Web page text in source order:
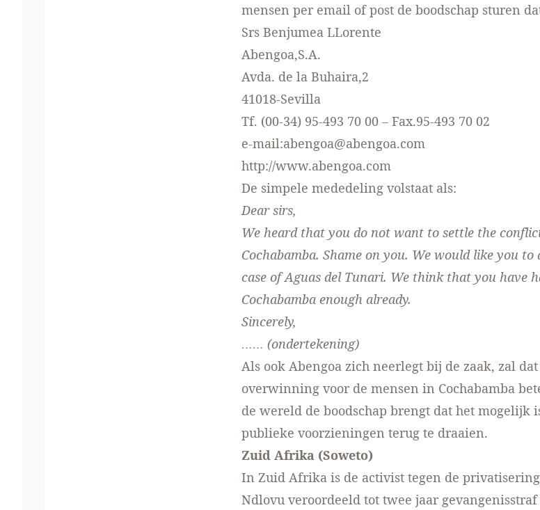
mensen per email of post de boodschap sturen
Srs Benjumea LLorente
Abengoa,S.A.
Avda. de la Buhaira,2
41018-Sevilla
Tf. (00-34) 95-493 70 00 – Fax.95-493 70 02
e-mail:abengoa@abengoa.com
http://www.abengoa.com
De simpele mededeling volstaat als:
Dear sirs,
We heard that you do not want to settle the
Cochabamba. Shame on you. We would like you
case of Aguas del Tunari. We think that you have
Cochabamba enough already.
Sincerely,
…… (ondertekening)
Als ook Abengoa zich neerlegt bij de zaak, zal
overwinning voor de mensen in Cochabamba
de wereld de boodschap brengt dat het mogelijk
publieke voorzieningen terug te draaien.
Zuid Afrika (Soweto)
In Zuid Afrika is de activist tegen de
Ndlovu veroordeeld tot twee jaar gevangenisstraf